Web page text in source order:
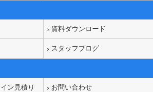
資料ダウンロード
スタッフブログ
ン見積り お問い合わせ